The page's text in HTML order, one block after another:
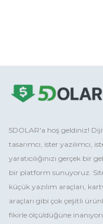
5DOLAR'a hoş geldiniz!
tasarımcı, ister yazılımcı,
yaratıcılığınızı gerçek bir
bir platform sunuyoruz.
küçük yazılım araçları,
araçları gibi çok çeşitli
fikirle ölçüldüğüne